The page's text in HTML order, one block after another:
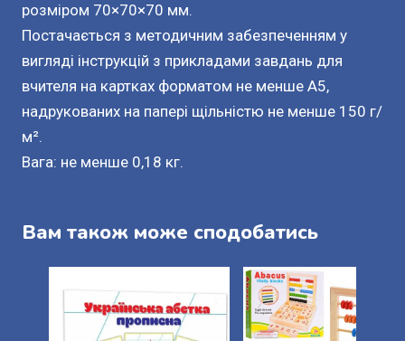
розміром 70×70×70 мм.
Постачається з методичним забезпеченням у
вигляді інструкцій з прикладами завдань для
вчителя на картках форматом не менше A5,
надрукованих на папері щільністю не менше 150 г/
м².
Вага: не менше 0,18 кг.
Вам також може сподобатись